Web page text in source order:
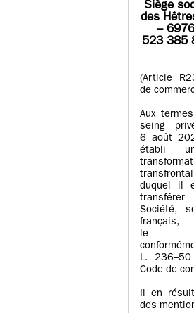
Siège
des
–
523 385
(Article
de
Aux
seing
6 août
établi
duquel il
Société,
le
L.
Code de
Il en
des